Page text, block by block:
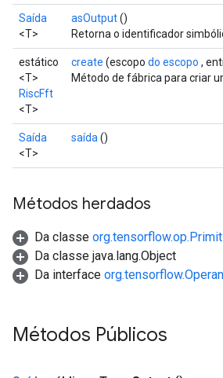
Saída
<T>
asOutput()
Retorna o identificador
estático
<T>
RiscFft
<T>
create (escopo do escopo ,
Método de fábrica para criar
Saída
<T>
saída ()
Métodos herdados
Da classe
Da classe java.lang.Object
Da interface
Métodos Públicos